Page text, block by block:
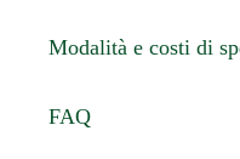
Modalità e costi di
FAQ